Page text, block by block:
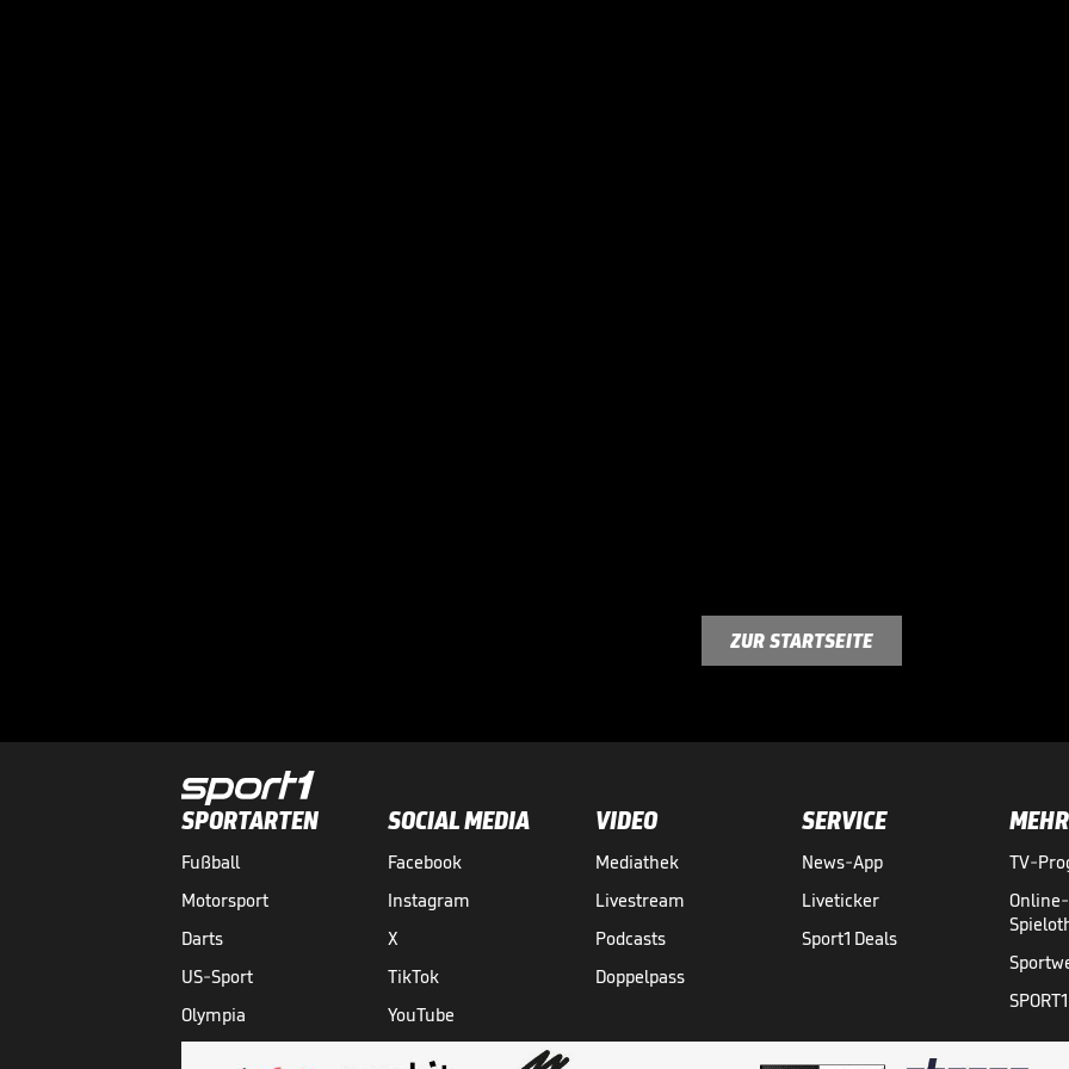
ZUR STARTSEITE
SPORTARTEN
Fußball
Motorsport
Darts
US-Sport
Olympia
SOCIAL MEDIA
Facebook
Instagram
X
TikTok
YouTube
VIDEO
Mediathek
Livestream
Podcasts
Doppelpass
SERVICE
News-App
Liveticker
Sport1 Deals
MEHR
TV-